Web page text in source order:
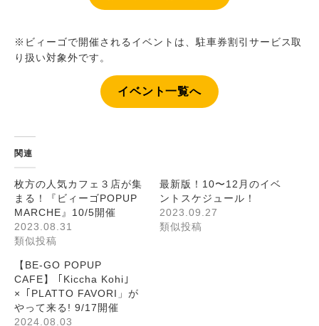
※ビィーゴで開催されるイベントは、駐車券割引サービス取
り扱い対象外です。
イベント一覧へ
関連
枚方の人気カフェ３店が集
まる！『ビィーゴPOPUP
MARCHE』10/5開催
2023.08.31
類似投稿
最新版！10〜12月のイベ
ントスケジュール！
2023.09.27
類似投稿
【BE-GO POPUP
CAFE】 ｢Kiccha Kohi｣
×「PLATTO FAVORI」が
やって来る! 9/17開催
2024.08.03